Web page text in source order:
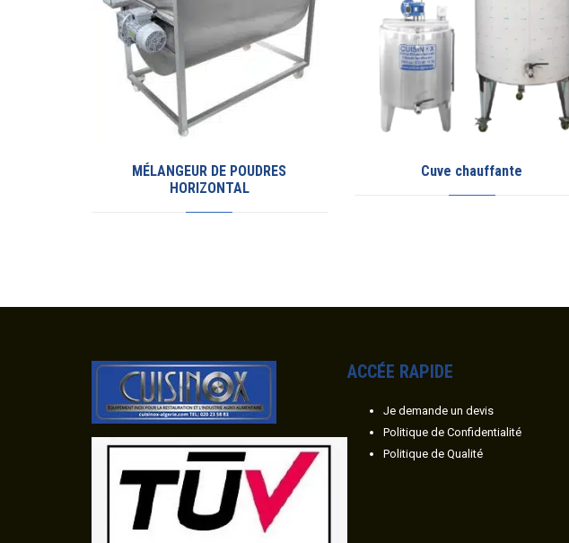
MÉLANGEUR DE POUDRES
HORIZONTAL
Cuve chauffante
ACCÉE RAPIDE
Je demande un devis
Politique de Confidentialité
Politique de Qualité